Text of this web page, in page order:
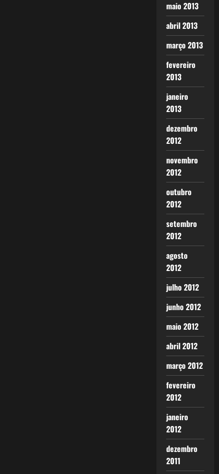
maio 2013
abril 2013
março 2013
fevereiro
2013
janeiro
2013
dezembro
2012
novembro
2012
outubro
2012
setembro
2012
agosto
2012
julho 2012
junho 2012
maio 2012
abril 2012
março 2012
fevereiro
2012
janeiro
2012
dezembro
2011